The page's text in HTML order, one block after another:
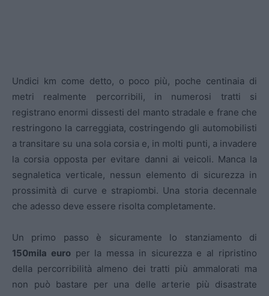
Undici km come detto, o poco più, poche centinaia di
metri realmente percorribili, in numerosi tratti si
registrano enormi dissesti del manto stradale e frane che
restringono la carreggiata, costringendo gli automobilisti
a transitare su una sola corsia e, in molti punti, a invadere
la corsia opposta per evitare danni ai veicoli. Manca la
segnaletica verticale, nessun elemento di sicurezza in
prossimità di curve e strapiombi. Una storia decennale
che adesso deve essere risolta completamente.
Un primo passo è sicuramente lo stanziamento di
150mila europer la messa in sicurezza e al ripristino
della percorribilità almeno dei tratti più ammalorati ma
non può bastare per una delle arterie più disastrate